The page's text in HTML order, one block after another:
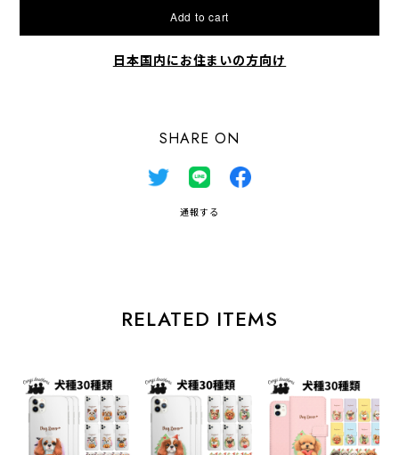
Add to cart
日本国内にお住まいの方向け
SHARE ON
通報する
RELATED ITEMS